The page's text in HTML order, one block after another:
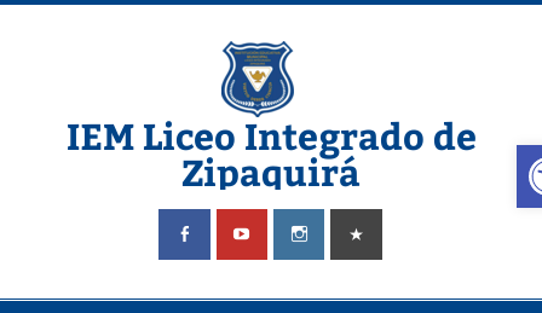
Saltar
IEM Liceo Integrado de
Zipaquirá
Pagina del Liceo Integrado Zipaquira